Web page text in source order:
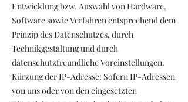
Entwicklung bzw. Auswahl von Hardware,
Software sowie Verfahren entsprechend dem
Prinzip des Datenschutzes, durch
Technikgestaltung und durch
datenschutzfreundliche Voreinstellungen.
Kürzung der IP-Adresse: Sofern IP-Adressen
von uns oder von den eingesetzten